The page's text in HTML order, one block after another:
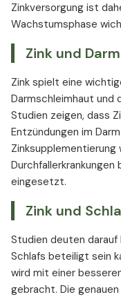
Zinkversorgung ist
Wachstumsphase
Zink und
Zink spielt eine
Darmschleimhaut und
Studien zeigen, dass
Entzündungen im
Zinksupplementierung
Durchfallerkrankungen
eingesetzt.
Zink und
Studien deuten darauf
Schlafs beteiligt sein
wird mit einer
gebracht. Die